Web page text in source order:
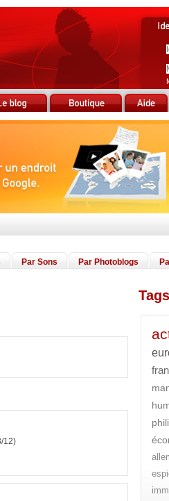
Par Sons Par Photoblogs
12)